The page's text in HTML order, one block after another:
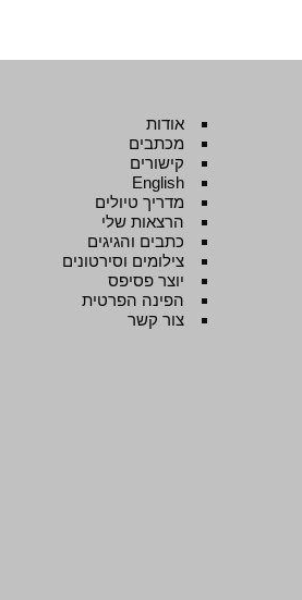
אודות
מכתבים
קישורים
English
מדריך טיולים
הרצאות שלי
כתבים והגיגים
צילומים וסירטונים
יוצר פסיפס
הפינה הפרטית
צור קשר